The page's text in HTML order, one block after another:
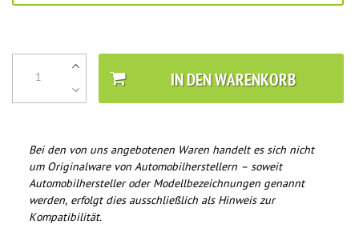
IN DEN WARENKORB
Bei den von uns angebotenen Waren handelt es sich nicht
um Originalware von Automobilherstellern – soweit
Automobilhersteller oder Modellbezeichnungen genannt
werden, erfolgt dies ausschließlich als Hinweis zur
Kompatibilität.